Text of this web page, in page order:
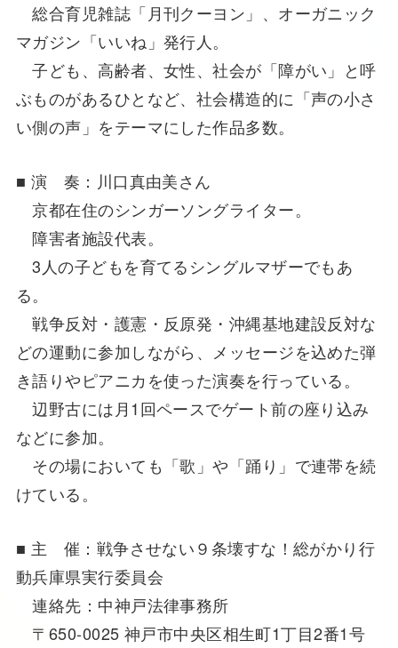
総合育児雑誌「月刊クーヨン」、オーガニック
マガジン「いいね」発行人。
子ども、高齢者、女性、社会が「障がい」と呼
ぶものがあるひとなど、社会構造的に「声の小さ
い側の声」をテーマにした作品多数。
■ 演 奏：川口真由美さん
京都在住のシンガーソングライター。
障害者施設代表。
3人の子どもを育てるシングルマザーでもあ
る。
戦争反対・護憲・反原発・沖縄基地建設反対な
どの運動に参加しながら、メッセージを込めた弾
き語りやピアニカを使った演奏を行っている。
辺野古には月1回ペースでゲート前の座り込み
などに参加。
その場においても「歌」や「踊り」で連帯を続
けている。
■ 主 催：戦争させない９条壊すな！総がかり行
動兵庫県実行委員会
連絡先：中神戸法律事務所
〒650-0025 神戸市中央区相生町1丁目2番1号